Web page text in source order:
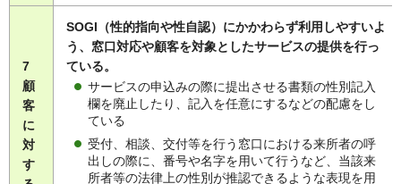
7
顧
客
に
対
す
SOGI（性的指向や性自認）にかかわらず利用しやすいよ
う、窓口対応や顧客を対象としたサービスの提供を行っ
ている。
サービスの申込みの際に提出させる書類の性別記入
欄を廃止したり、記入を任意にするなどの配慮をし
ている
受付、相談、交付等を行う窓口における来所者の呼
出しの際に、番号や名字を用いて行うなど、当該来
所者等の法律上の性別が推認できるような表現を用